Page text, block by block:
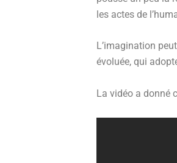
les actes de
L’imagination
évoluée, qui
La vidéo a donné